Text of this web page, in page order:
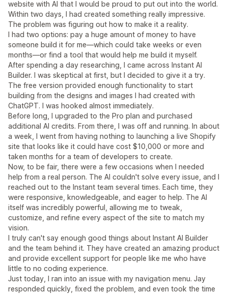
website with AI that I would be proud to put out into the world.
Within two days, I had created something really impressive.
The problem was figuring out how to make it a reality.
I had two options: pay a huge amount of money to have
someone build it for me—which could take weeks or even
months—or find a tool that would help me build it myself.
After spending a day researching, I came across Instant AI
Builder. I was skeptical at first, but I decided to give it a try.
The free version provided enough functionality to start
building from the designs and images I had created with
ChatGPT. I was hooked almost immediately.
Before long, I upgraded to the Pro plan and purchased
additional AI credits. From there, I was off and running. In about
a week, I went from having nothing to launching a live Shopify
site that looks like it could have cost $10,000 or more and
taken months for a team of developers to create.
Now, to be fair, there were a few occasions when I needed
help from a real person. The AI couldn't solve every issue, and I
reached out to the Instant team several times. Each time, they
were responsive, knowledgeable, and eager to help. The AI
itself was incredibly powerful, allowing me to tweak,
customize, and refine every aspect of the site to match my
vision.
I truly can't say enough good things about Instant AI Builder
and the team behind it. They have created an amazing product
and provide excellent support for people like me who have
little to no coding experience.
Just today, I ran into an issue with my navigation menu. Jay
responded quickly, fixed the problem, and even took the time